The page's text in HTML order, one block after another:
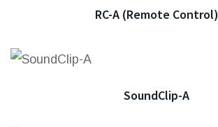
RC-A (remote Control)
SoundClip-A